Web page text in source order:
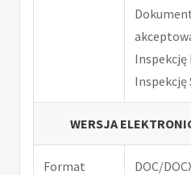
Inspekcję
Inspekcję
WERSJA
Format
DOC/